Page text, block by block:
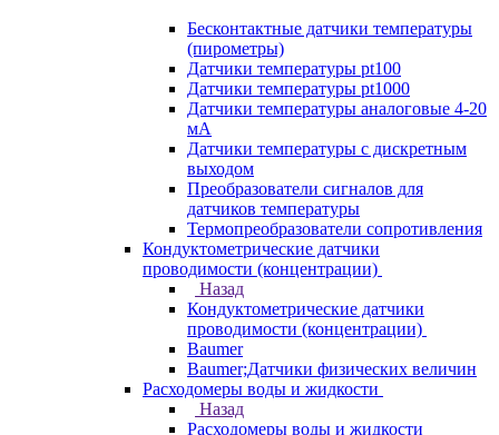
Бесконтактные датчики температуры
(пирометры)
Датчики температуры pt100
Датчики температуры pt1000
Датчики температуры аналоговые 4-20
мА
Датчики температуры с дискретным
выходом
Преобразователи сигналов для
датчиков температуры
Термопреобразователи сопротивления
Кондуктометрические датчики
проводимости (концентрации)
Назад
Кондуктометрические датчики
проводимости (концентрации)
Baumer
Baumer;Датчики физических величин
Расходомеры воды и жидкости
Назад
Расходомеры воды и жидкости